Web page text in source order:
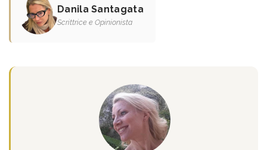
Danila Santagata
Scrittrice e Opinionista